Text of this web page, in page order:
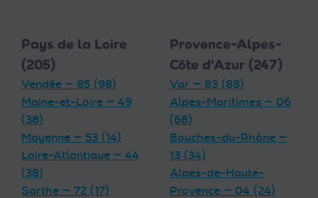
Pays de la Loire
(205)
Vendée — 85 (98)
Maine-et-Loire — 49
(38)
Mayenne — 53 (14)
Loire-Atlantique — 44
(38)
Sarthe — 72 (17)
Provence-Alpes-
Côte d'Azur (247)
Var — 83 (88)
Alpes-Maritimes — 06
(68)
Bouches-du-Rhône —
13 (34)
Alpes-de-Haute-
Provence — 04 (24)